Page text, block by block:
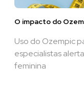
O impacto do
Uso do Ozempic
especialistas
feminina